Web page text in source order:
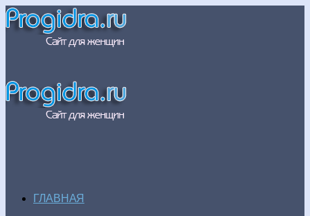
ГЛАВНАЯ